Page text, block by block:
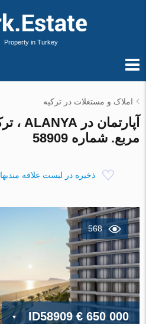
Property in Turkey
املاک و مستغلات در ترکیه
مربع. شماره 58909
ذخیره در لیست علاقه مندیها
568
ID58909€ 650 000